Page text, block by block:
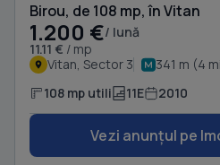
Birou, de 108 mp, în Vitan
1.200 €/ lună
11.11 € / mp
Vitan, Sector 3 341 m (4
108 mp utili 11E 2010
Vezi anunțul pe